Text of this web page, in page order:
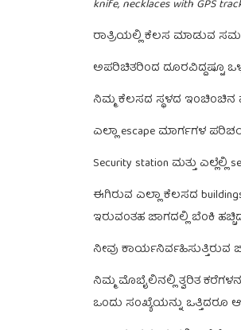
knife, necklaces with GPS
ರಾತ್ರಿಯಲ್ಲಿ ಕೆಲಸ ಮಾಡುವ
ಅಪರಿಚಿತರಿಂದ ದೂರವಿದ್ದಷ್ಟೂ
ನಿಮ್ಮ ಕೆಲಸದ ಸ್ಥಳದ
ಎಲ್ಲಾ escape ಮಾರ್ಗಗಳ
Security station ಮತ್ತು
ಈಗಿರುವ ಎಲ್ಲಾ ಕೆಲಸದ
ಇರುವಂತಹ ಜಾಗದಲ್ಲಿ ಬೆಂಕಿ
ನೀವು ಕಾರ್ಯನಿರ್ವಹಿಸುತ್ತಿರುವ
ನಿಮ್ಮ ಮೊಬೈಲಿನಲ್ಲಿ ತ್ವರಿತ
ಒಂದು ಸಂಖ್ಯೆಯನ್ನು